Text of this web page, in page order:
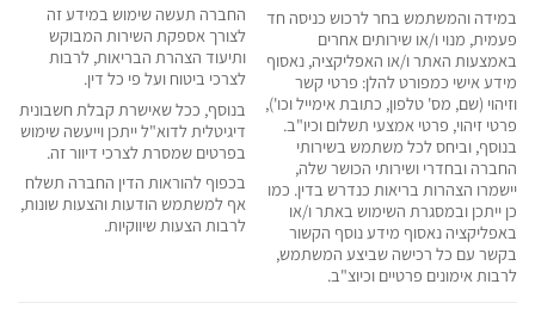
במידה והמשתמש בחר לרכוש כניסה חד
פעמית, מנוי ו/או שירותים אחרים
באמצעות האתר ו/או האפליקציה, נאסוף
מידע אישי כמפורט להלן: פרטי קשר
וזיהוי (שם, מס' טלפון, כתובת אימייל וכו'),
פרטי זיהוי, פרטי אמצעי תשלום וכיו"ב.
בנוסף, וביחס לכל משתמש בשירותי
החברה ובחדרי ושירותי הכושר שלה,
יישמרו הצהרות בריאות כנדרש בדין. כמו
כן ייתכן ובמסגרת השימוש באתר ו/או
באפליקציה נאסוף מידע נוסף הקשור
בקשר עם כל רכישה שביצע המשתמש,
לרבות אימונים פרטיים וכיוצ"ב.
החברה תעשה שימוש במידע זה
לצורך אספקת השירות המבוקש
ותיעוד הצהרת הבריאות, לרבות
לצרכי ביטוח ועל פי כל דין.
בנוסף, ככל שאישרת קבלת חשבונית
דיגיטלית לדוא"ל ייתכן וייעשה שימוש
בפרטים שמסרת לצרכי דיוור זה.
בכפוף להוראות הדין החברה תשלח
אף למשתמש הודעות והצעות שונות,
לרבות הצעות שיווקיות.